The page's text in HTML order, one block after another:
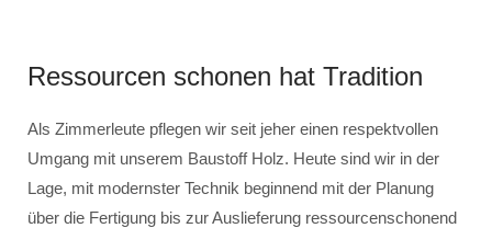
Ressourcen schonen hat Tradition
Als Zimmerleute pflegen wir seit jeher einen respektvollen
Umgang mit unserem Baustoff Holz. Heute sind wir in der
Lage, mit modernster Technik beginnend mit der Planung
über die Fertigung bis zur Auslieferung ressourcenschonend